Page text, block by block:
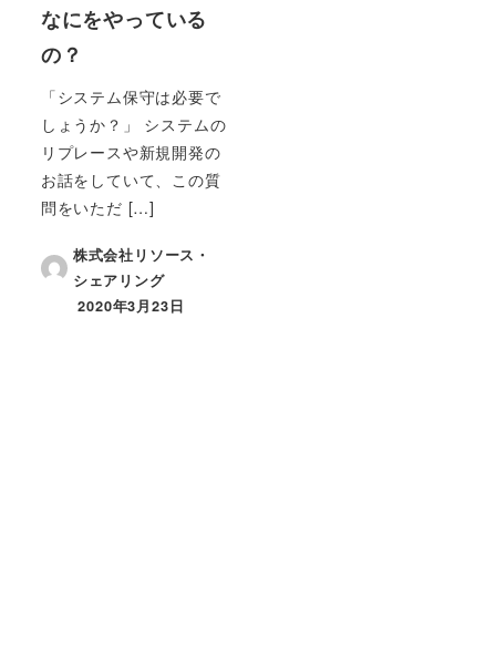
なにをやっている
の？
「システム保守は必要で
しょうか？」 システムの
リプレースや新規開発の
お話をしていて、この質
問をいただ […]
株式会社リソース・
シェアリング
投稿日
2020年3月23日